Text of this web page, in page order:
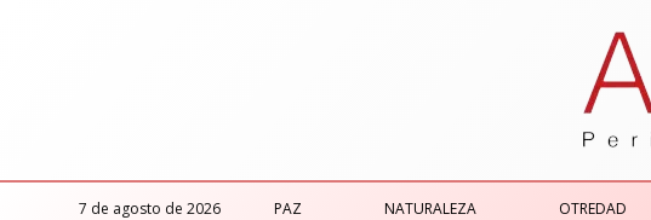
7 de agosto de 2026 PAZ NATURALEZA OTREDAD